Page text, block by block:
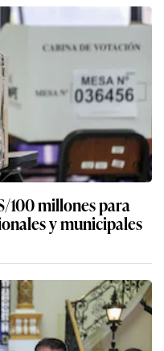
100 millones para
y municipales